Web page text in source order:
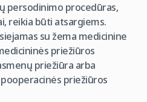
persodinimo procedūras,
reikia būti atsargiems.
su žema medicinine
priežiūros
priežiūra arba
priežiūros